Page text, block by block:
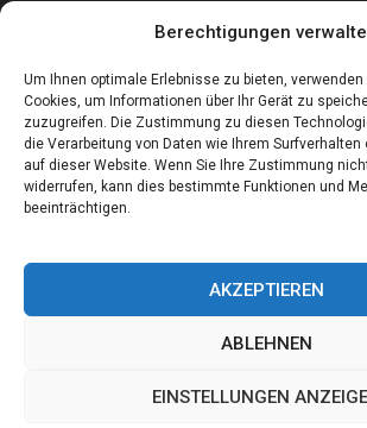
Berechtigungen
Um Ihnen optimale Erlebnisse zu bieten,
Cookies, um Informationen über Ihr Gerät zu
zuzugreifen. Die Zustimmung zu diesen
die Verarbeitung von Daten wie Ihrem Surfverhalten
auf dieser Website. Wenn Sie Ihre Zustimmung
widerrufen, kann dies bestimmte Funktionen und
beeinträchtigen.
AKZEPTIEREN
ABLEHNEN
EINSTELLUNGEN
Die 5 Wichtigsten Vorteile Eines Infrarot
Alles, was Sie über Kork wissen müssen